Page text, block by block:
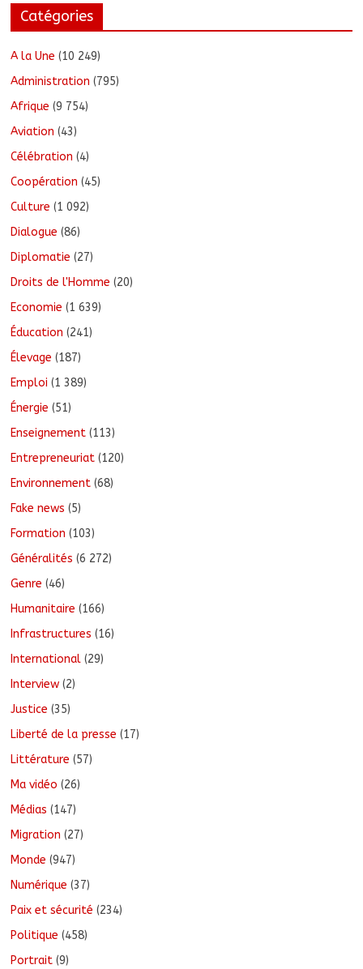
Catégories
A la Une (10 249)
Administration (795)
Afrique (9 754)
Aviation (43)
Célébration (4)
Coopération (45)
Culture (1 092)
Dialogue (86)
Diplomatie (27)
Droits de l'Homme (20)
Economie (1 639)
Éducation (241)
Élevage (187)
Emploi (1 389)
Énergie (51)
Enseignement (113)
Entrepreneuriat (120)
Environnement (68)
Fake news (5)
Formation (103)
Généralités (6 272)
Genre (46)
Humanitaire (166)
Infrastructures (16)
International (29)
Interview (2)
Justice (35)
Liberté de la presse (17)
Littérature (57)
Ma vidéo (26)
Médias (147)
Migration (27)
Monde (947)
Numérique (37)
Paix et sécurité (234)
Politique (458)
Portrait (9)